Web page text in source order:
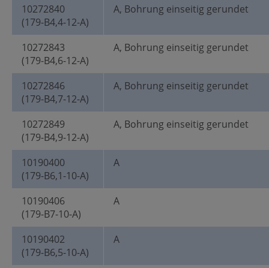
10272840
(179-B4,4-12-A)
A, Bohrung einseitig gerundet
10272843
(179-B4,6-12-A)
A, Bohrung einseitig gerundet
10272846
(179-B4,7-12-A)
A, Bohrung einseitig gerundet
10272849
(179-B4,9-12-A)
A, Bohrung einseitig gerundet
10190400
(179-B6,1-10-A)
A
10190406
(179-B7-10-A)
A
10190402
(179-B6,5-10-A)
A